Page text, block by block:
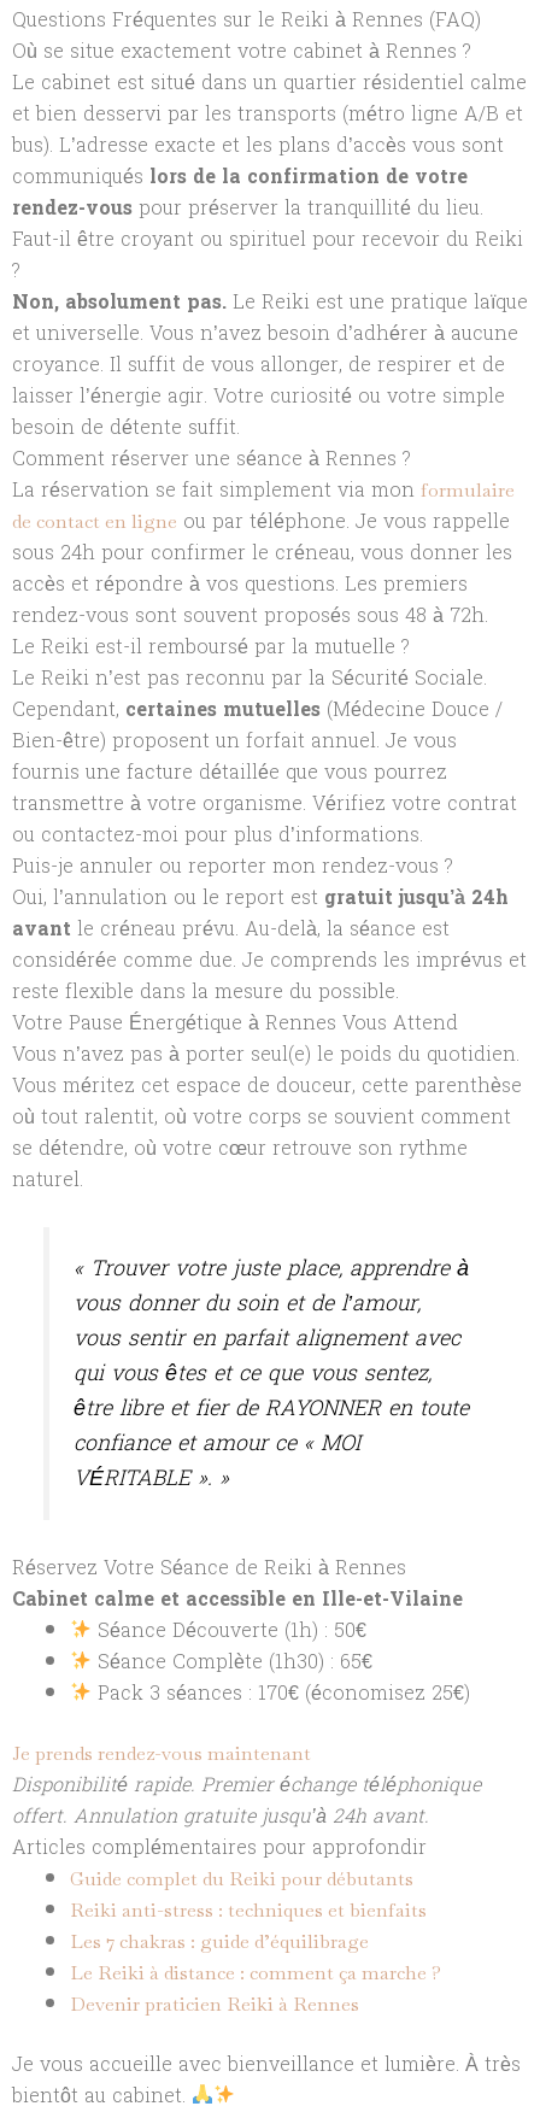
Questions Fréquentes sur le Reiki à Rennes (FAQ)
Où se situe exactement votre cabinet à Rennes ?
Le cabinet est situé dans un quartier résidentiel calme
et bien desservi par les transports (métro ligne A/B et
bus). L’adresse exacte et les plans d’accès vous sont
communiqués lors de la confirmation de votre
rendez-vouspour préserver la tranquillité du lieu.
Faut-il être croyant ou spirituel pour recevoir du Reiki
?
Non, absolument pas.Le Reiki est une pratique laïque
et universelle. Vous n’avez besoin d’adhérer à aucune
croyance. Il suffit de vous allonger, de respirer et de
laisser l’énergie agir. Votre curiosité ou votre simple
besoin de détente suffit.
Comment réserver une séance à Rennes ?
La réservation se fait simplement via mon formulaire
de contact en ligne ou par téléphone. Je vous rappelle
sous 24h pour confirmer le créneau, vous donner les
accès et répondre à vos questions. Les premiers
rendez-vous sont souvent proposés sous 48 à 72h.
Le Reiki est-il remboursé par la mutuelle ?
Le Reiki n’est pas reconnu par la Sécurité Sociale.
Cependant, certaines mutuelles (Médecine Douce /
Bien-être) proposent un forfait annuel. Je vous
fournis une facture détaillée que vous pourrez
transmettre à votre organisme. Vérifiez votre contrat
ou contactez-moi pour plus d’informations.
Puis-je annuler ou reporter mon rendez-vous ?
Oui, l’annulation ou le report est gratuit jusqu’à 24h
avant le créneau prévu. Au-delà, la séance est
considérée comme due. Je comprends les imprévus et
reste flexible dans la mesure du possible.
Votre Pause Énergétique à Rennes Vous Attend
Vous n’avez pas à porter seul(e) le poids du quotidien.
Vous méritez cet espace de douceur, cette parenthèse
où tout ralentit, où votre corps se souvient comment
se détendre, où votre cœur retrouve son rythme
naturel.
« Trouver votre juste place, apprendre à
vous donner du soin et de l’amour,
vous sentir en parfait alignement avec
qui vous êtes et ce que vous sentez,
être libre et fier de RAYONNER en toute
confiance et amour ce « MOI
VÉRITABLE ». »
Réservez Votre Séance de Reiki à Rennes
Cabinet calme et accessible en Ille-et-Vilaine
Séance Découverte (1h) : 50€
Séance Complète (1h30) : 65€
Pack 3 séances : 170€ (économisez 25€)
Je prends rendez-vous maintenant
Disponibilité rapide. Premier échange téléphonique
offert. Annulation gratuite jusqu’à 24h avant.
Articles complémentaires pour approfondir
Guide complet du Reiki pour débutants
Reiki anti-stress : techniques et bienfaits
Les 7 chakras : guide d’équilibrage
Le Reiki à distance : comment ça marche ?
Devenir praticien Reiki à Rennes
Je vous accueille avec bienveillance et lumière. À très
bientôt au cabinet.